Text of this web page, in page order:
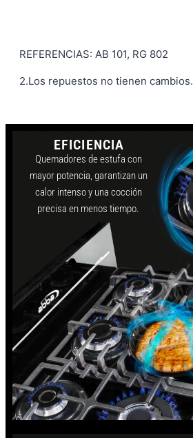
REFERENCIAS: AB 101, RG 802
2.Los repuestos no tienen cambios.
EFICIENCIA
Quemadores de estufa con
mayor potencia, garantizan un
calor intenso y una cocción
precisa en menos tiempo.